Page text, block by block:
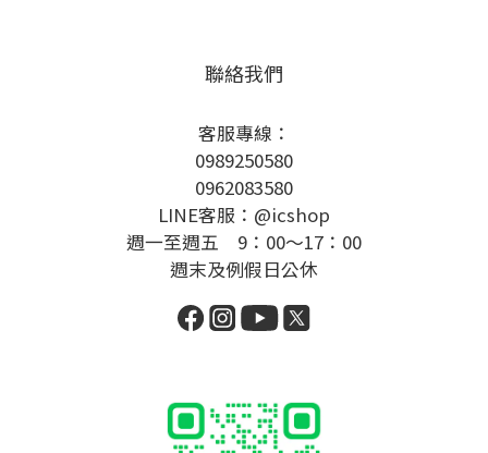
聯絡我們
客服專線：
0989250580
0962083580
LINE客服：@icshop
週一至週五 9：00～17：00
週末及例假日公休